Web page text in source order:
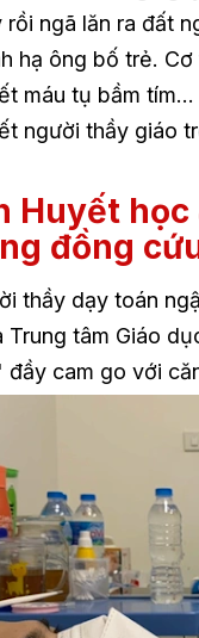
rồi ngã lăn ra đất
hạ ông bố trẻ.
máu tụ bầm
người thầy giáo
Huyết
đồng
thầy dạy toán
Trung tâm Giáo
cam go với